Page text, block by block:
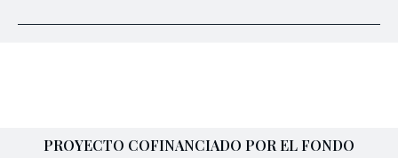
PROYECTO COFINANCIADO POR EL FONDO